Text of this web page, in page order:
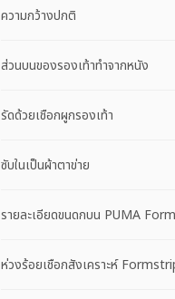
ความกว้างปกติ
ส่วนบนของรองเท้าทำจากหนัง
รัดด้วยเชือกผูกรองเท้า
ซับในเป็นผ้าตาข่าย
รายละเอียดขนดกบน PUMA
ห่วงร้อยเชือกสังเคราะห์